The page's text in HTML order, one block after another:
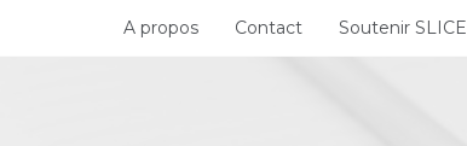
A propos Contact Soutenir SLICE